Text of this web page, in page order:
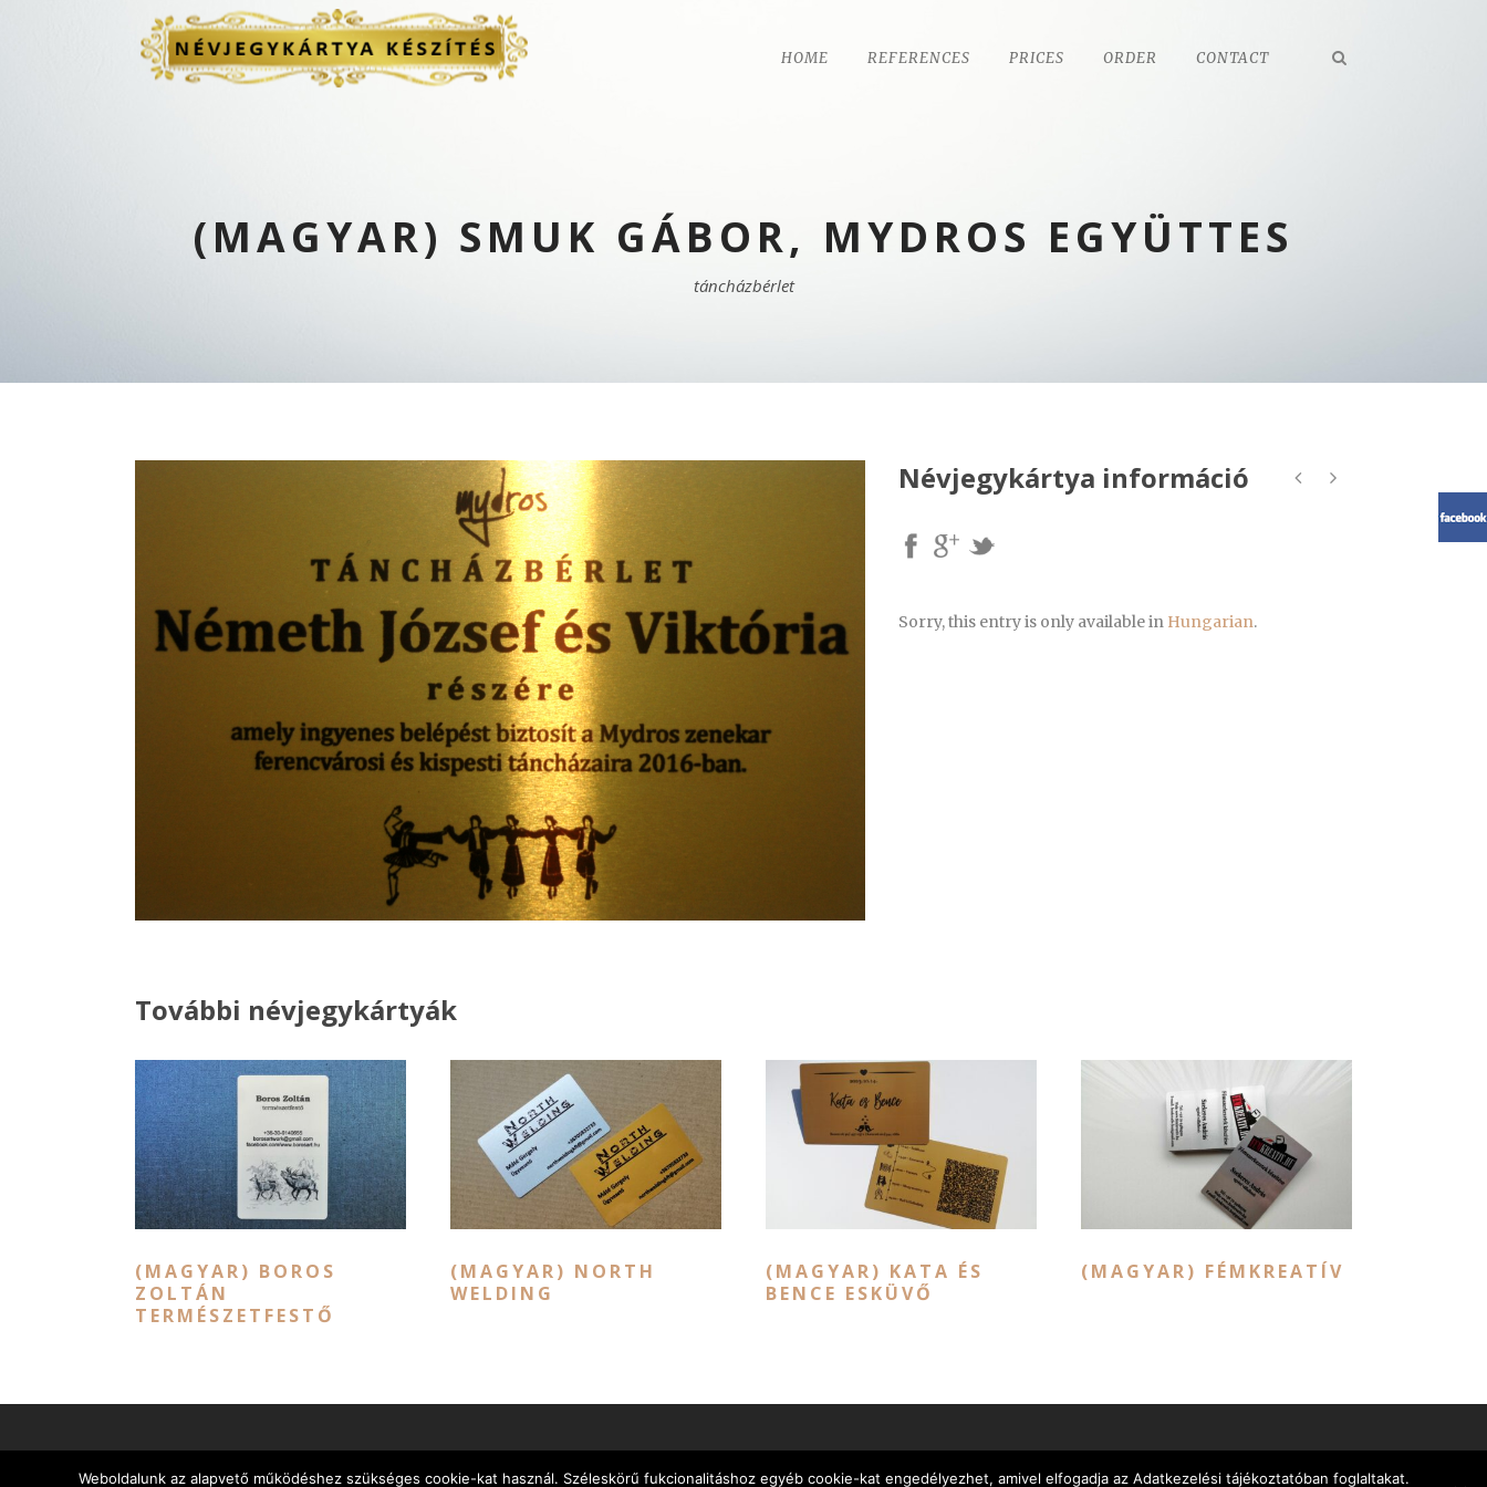
HOME REFERENCES PRICES ORDER CONTACT
(MAGYAR) SMUK GÁBOR, MYDROS EGYÜTTES
táncházbérlet
Névjegykártya információ
Sorry, this entry is only available in Hungarian.
További névjegykártyák
(MAGYAR) BOROS
ZOLTÁN
TERMÉSZETFESTŐ
(MAGYAR) NORTH
WELDING
(MAGYAR) KATA ÉS
BENCE ESKÜVŐ
(MAGYAR) FÉMKREATÍV
Weboldalunk az alapvető működéshez szükséges cookie-kat használ. Széleskörű fukcionalitáshoz egyéb cookie-kat engedélyezhet, amivel elfogadja az Adatkezelési tájékoztatóban foglaltakat.